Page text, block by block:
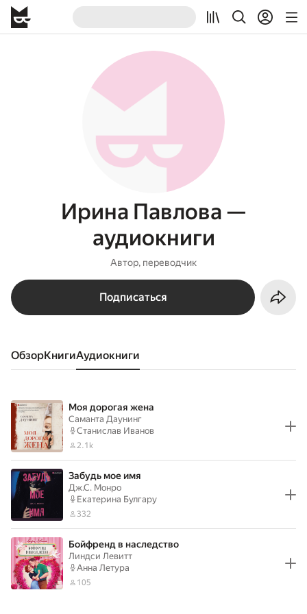
Ирина Павлова —
аудиокниги
Автор, переводчик
Подписаться
Обзор книги аудиокниги
Моя дорогая жена
Саманта Даунинг
Станислав Иванов
2.1k
Забудь мое имя
Дж.С. Монро
Екатерина Булгару
332
Бойфренд в наследство
Линдси Левитт
Анна Летура
105